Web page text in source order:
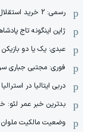
رسمی: 2 خرید استقلال به آلومینیوم رفتند(عکس)
ژاپن اینگونه تاج
عبدی: یک یا دو
فوری: مجتبی جباری
دربی ایتالیا در
بدترین خبر عمر
وضعیت مالکیت